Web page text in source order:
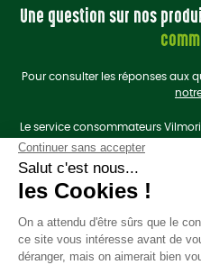
Une question sur nos
Pour consulter les réponses aux
Le service consommateurs
ici
pour
On se retrouve sur